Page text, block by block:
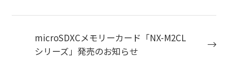
microSDXCメモリーカード「NX-M2CL
シリーズ」発売のお知らせ